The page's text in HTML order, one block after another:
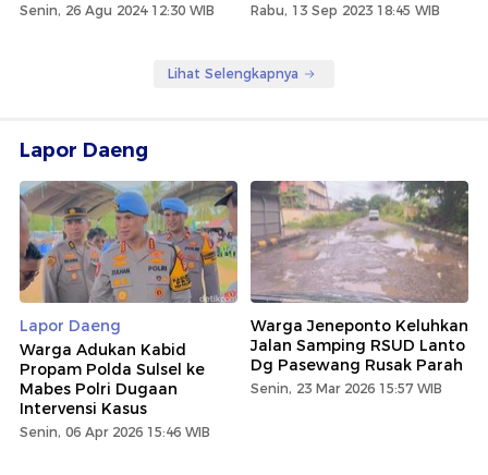
Senin, 26 Agu 2024 12:30 WIB Rabu, 13 Sep 2023 18:45 WIB
Lihat Selengkapnya
Lapor Daeng
Lapor Daeng
Warga Adukan Kabid
Propam Polda Sulsel ke
Mabes Polri Dugaan
Intervensi Kasus
Senin, 06 Apr 2026 15:46 WIB
Warga Jeneponto Keluhkan
Jalan Samping RSUD Lanto
Dg Pasewang Rusak Parah
Senin, 23 Mar 2026 15:57 WIB